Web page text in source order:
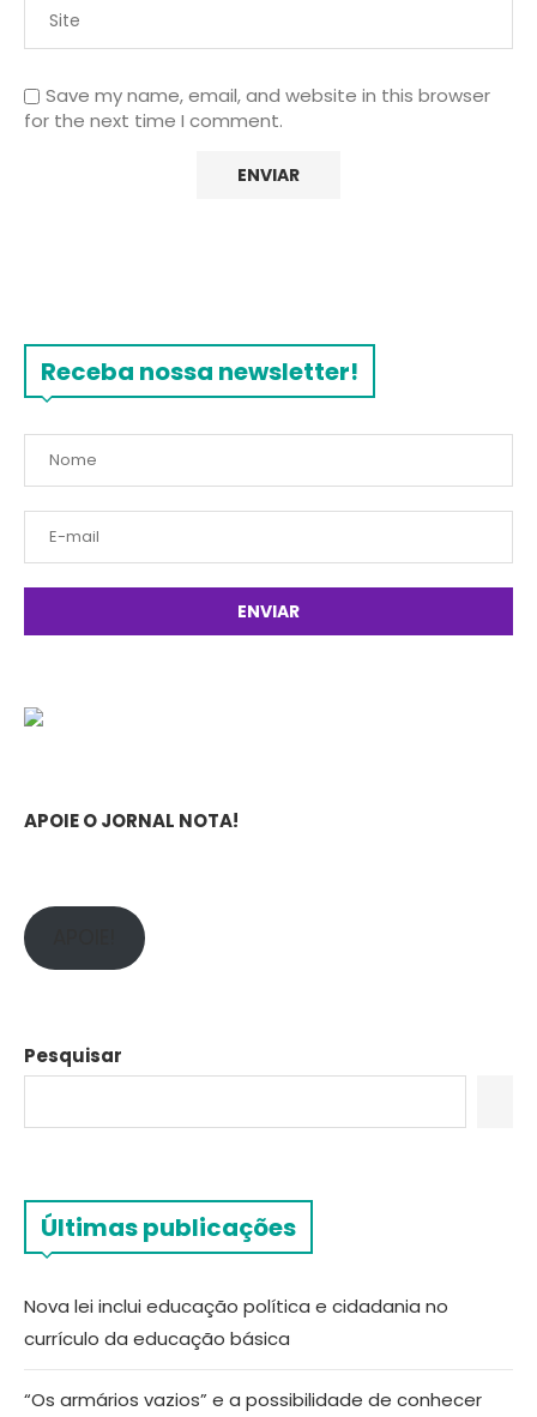
Save my name, email, and website in this browser
for the next time I comment.
Receba nossa newsletter!
APOIE O JORNAL NOTA!
Pesquisar
Últimas publicações
Nova lei inclui educação política e cidadania no
currículo da educação básica
“Os armários vazios” e a possibilidade de conhecer